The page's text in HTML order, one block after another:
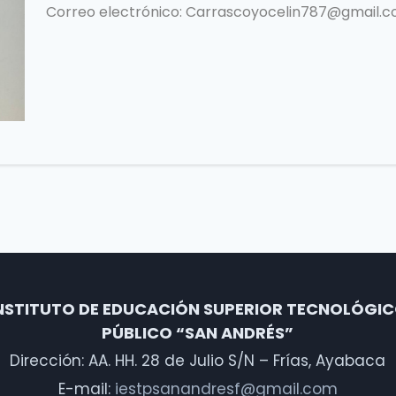
Correo electrónico:
DE EDUCACIÓN SUPERIOR
PÚBLICO “SAN ANDRÉS”
Dirección: AA. HH. 28 de Julio S/N – Frías, Ayabaca
E-mail: iestpsanandresf@gmail.com